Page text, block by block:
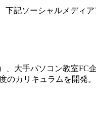
記ソーシャルメディ
大手パソコン教室FC
カリキュラムを開発